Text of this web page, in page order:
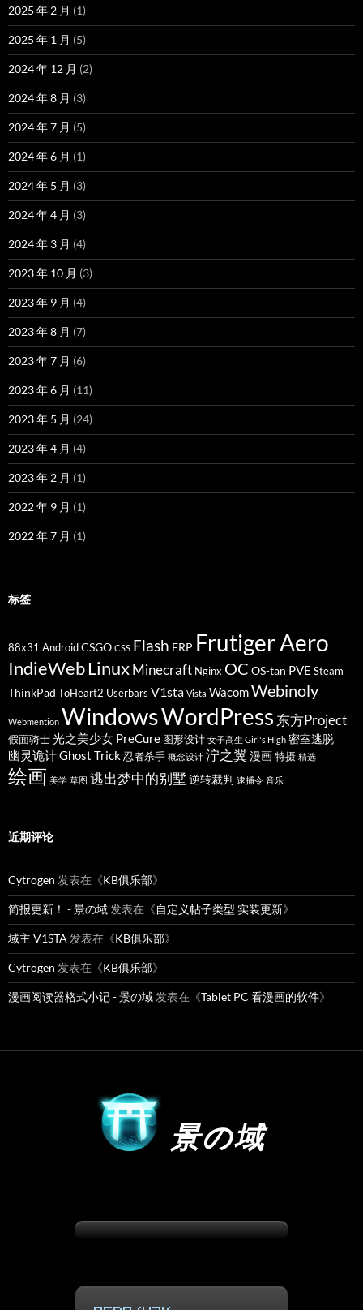
2025 年 2 月 (1)
2025 年 1 月 (5)
2024 年 12 月 (2)
2024 年 8 月 (3)
2024 年 7 月 (5)
2024 年 6 月 (1)
2024 年 5 月 (3)
2024 年 4 月 (3)
2024 年 3 月 (4)
2023 年 10 月 (3)
2023 年 9 月 (4)
2023 年 8 月 (7)
2023 年 7 月 (6)
2023 年 6 月 (11)
2023 年 5 月 (24)
2023 年 4 月 (4)
2023 年 2 月 (1)
2022 年 9 月 (1)
2022 年 7 月 (1)
标签
88x31 Android CSGO CSS Flash FRP Frutiger Aero
IndieWebLinuxMinecraft Nginx OC OS-tan PVE Steam
ThinkPad ToHeart2 Userbars V1sta Vista WacomWebinoly
Webmention WindowsWordPress 东方Project
假面骑士 光之美少女 PreCure 图形设计 女子高生 Girl's High 密室逃脱
幽灵诡计 Ghost Trick 忍者杀手 概念设计 泞之翼 漫画 特摄 精选
绘画 美学 草图 逃出梦中的别墅 逆转裁判 逮捕令 音乐
近期评论
Cytrogen 发表在《KB俱乐部》
简报更新！ - 景の域 发表在《自定义帖子类型 实装更新》
域主 V1STA 发表在《KB俱乐部》
Cytrogen 发表在《KB俱乐部》
漫画阅读器格式小记 - 景の域 发表在《Tablet PC 看漫画的软件》
景の域